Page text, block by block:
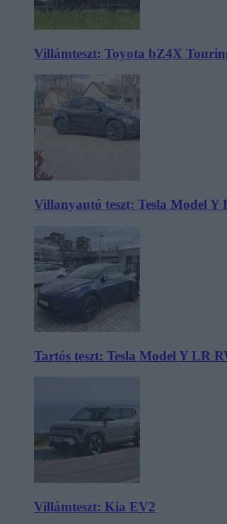
Villámteszt: Toyota bZ4X
Villanyautó teszt: Tesla Model Y
Tartós teszt: Tesla Model Y LR
Villámteszt: Kia EV2